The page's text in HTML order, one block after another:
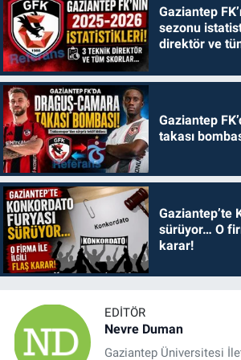
Gaziantep
sezonu
direktör ve
Gaziantep
takası
Gaziantep’te
sürüyor… O
karar!
EDITÖR
Nevre Duman
Gaziantep Üniversitesi